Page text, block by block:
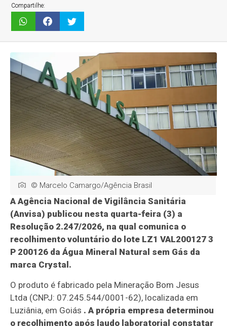
Compartilhe:
© Marcelo Camargo/Agência Brasil
A Agência Nacional de Vigilância Sanitária
(Anvisa) publicou nesta quarta-feira (3) a
Resolução 2.247/2026, na qual comunica o
recolhimento voluntário do lote LZ1 VAL200127 3
P 200126 da Água Mineral Natural sem Gás da
marca Crystal.
O produto é fabricado pela Mineração Bom Jesus
Ltda (CNPJ: 07.245.544/0001-62), localizada em
Luziânia, em Goiás . A própria empresa determinou
o recolhimento após laudo laboratorial constatar